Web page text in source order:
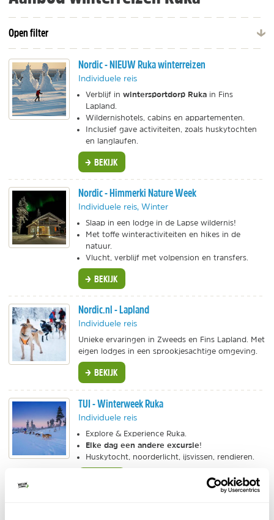
Open filter
Nordic - NIEUW Ruka winterreizen
Individuele reis
Verblijf in wintersportdorp Ruka in Fins
Lapland.
Wildernishotels, cabins en appartementen.
Inclusief gave activiteiten, zoals huskytochten
en langlaufen.
BEKIJK
Nordic - Himmerki Nature Week
Individuele reis, Winter
Slaap in een lodge in de Lapse wildernis!
Met toffe winteractiviteiten en hikes in de
natuur.
Vlucht, verblijf met volpension en transfers.
BEKIJK
Nordic.nl - Lapland
Individuele reis
Unieke ervaringen in Zweeds en Fins Lapland. Met
eigen lodges in een sprookjesachtige omgeving.
BEKIJK
TUI - Winterweek Ruka
Individuele reis
Explore & Experience Ruka.
Elke dag een andere excursie!
Huskytocht, noorderlicht, ijsvissen, rendieren.